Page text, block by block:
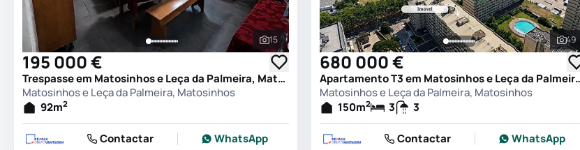
Ver todas as fotografias
15
195 000 €
Trespasse em Matosinhos e Leça da Palmeira, Matosinhos
Matosinhos e Leça da Palmeira, Matosinhos
92m2
Contactar WhatsApp
49
680 000 €
Apartamento T3 em
Matosinhos e Leça da Palmeira, Matosinhos
150m2 3 3
Contactar WhatsApp